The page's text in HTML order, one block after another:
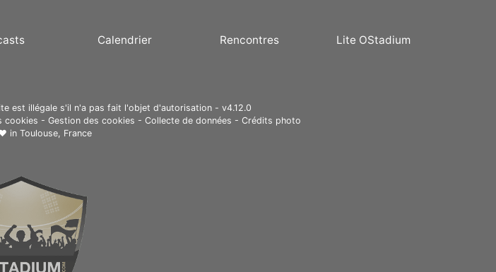
Calendrier Rencontres Lite OStadium
est illégale s'il n'a pas fait l'objet d'autorisation - v4.12.0
cookies - Gestion des cookies - Collecte de données - Crédits photo
in Toulouse, France